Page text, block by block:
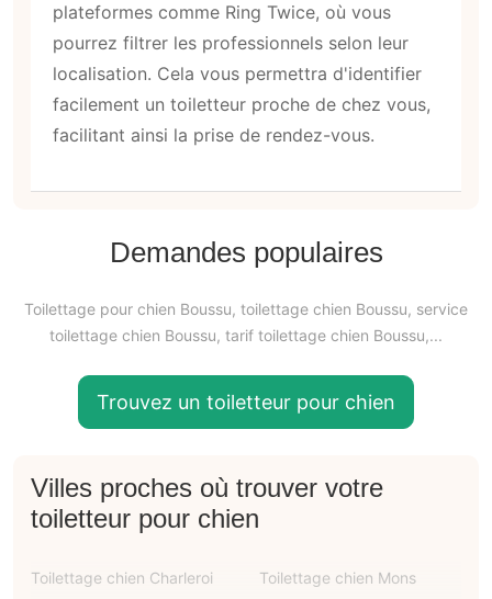
plateformes comme Ring Twice, où vous
pourrez filtrer les professionnels selon leur
localisation. Cela vous permettra d'identifier
facilement un toiletteur proche de chez vous,
facilitant ainsi la prise de rendez-vous.
Demandes populaires
Toilettage pour chien Boussu, toilettage chien Boussu, service
toilettage chien Boussu, tarif toilettage chien Boussu,...
Trouvez un toiletteur pour chien
Villes proches où trouver votre
toiletteur pour chien
Toilettage chien Charleroi
Toilettage chien Mons